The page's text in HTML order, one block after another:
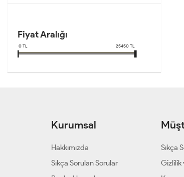
Süveter
Trenç
Trençkot
Fiyat Aralığı
0TL 25450TL
Kurumsal
Hakkımızda
Sıkça Sorulan Sorular
Sıkça
Gizlilik